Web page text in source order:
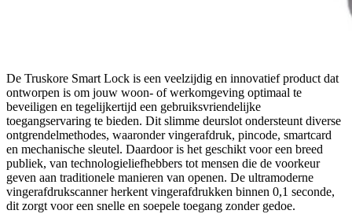
De Truskore Smart Lock is een veelzijdig en innovatief product dat
ontworpen is om jouw woon- of werkomgeving optimaal te
beveiligen en tegelijkertijd een gebruiksvriendelijke
toegangservaring te bieden. Dit slimme deurslot ondersteunt diverse
ontgrendelmethodes, waaronder vingerafdruk, pincode, smartcard
en mechanische sleutel. Daardoor is het geschikt voor een breed
publiek, van technologieliefhebbers tot mensen die de voorkeur
geven aan traditionele manieren van openen. De ultramoderne
vingerafdrukscanner herkent vingerafdrukken binnen 0,1 seconde,
dit zorgt voor een snelle en soepele toegang zonder gedoe.